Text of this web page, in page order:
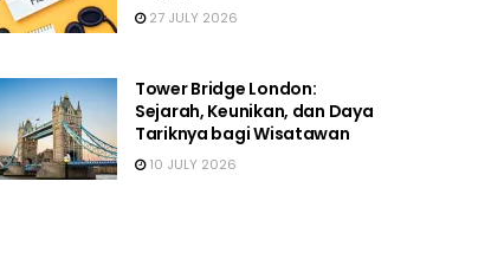
27 JULY 2026
Tower Bridge London:
Sejarah, Keunikan, dan Daya
Tariknya bagi Wisatawan
10 JULY 2026